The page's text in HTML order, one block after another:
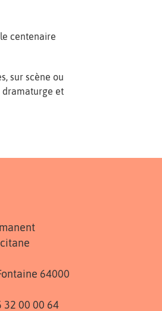
centenaire
sur scène ou
dramaturge et
64000
32 00 00 64